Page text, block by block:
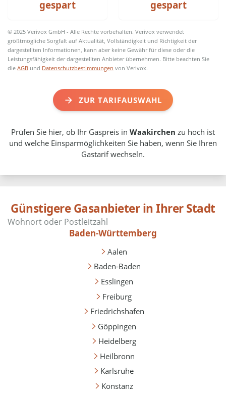
gespart gespart
© 2025 Verivox GmbH - Alle Rechte vorbehalten. Verivox verwendet
größtmögliche Sorgfalt auf Aktualität, Vollständigkeit und Richtigkeit der
dargestellten Informationen, kann aber keine Gewähr für diese oder die
Leistungsfähigkeit der dargestellten Anbieter übernehmen. Bitte beachten Sie
dieAGB und Datenschutzbestimmungen von Verivox.
ZUR TARIFAUSWAHL
Prüfen Sie hier, ob Ihr Gaspreis in Waakirchen zu hoch ist
und welche Einsparmöglichkeiten Sie haben, wenn Sie Ihren
Gastarif wechseln.
Günstigere Gasanbieter in Ihrer Stadt
Baden-Württemberg
Aalen
Baden-Baden
Esslingen
Freiburg
Friedrichshafen
Göppingen
Heidelberg
Heilbronn
Karlsruhe
Konstanz